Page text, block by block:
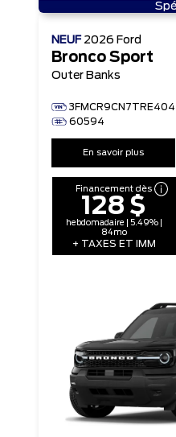
NEUF 2026 Ford
Bronco Sport
Outer Banks
60594
En savoir plus
Financement dès
128 $
hebdomadaire | 5.49% |
84mo
+ TAXES ET IMM